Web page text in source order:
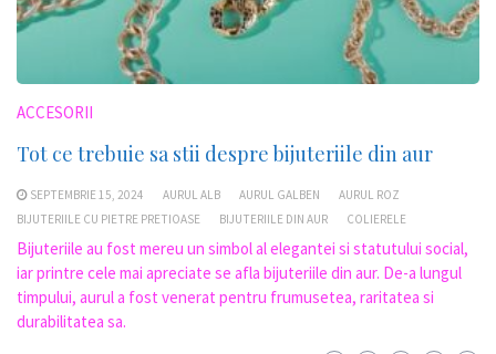
ACCESORII
Tot ce trebuie sa stii despre bijuteriile din aur
SEPTEMBRIE 15, 2024 AURUL ALB AURUL GALBEN
AURUL ROZ
BIJUTERIILE CU PIETRE PRETIOASE
BIJUTERIILE DIN AUR COLIERELE
Bijuteriile au fost mereu un simbol al elegantei si statutului social,
iar printre cele mai apreciate se afla bijuteriile din aur. De-a lungul
timpului, aurul a fost venerat pentru frumusetea, raritatea si
durabilitatea sa.